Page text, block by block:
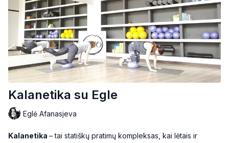
Kalanetika su Egle
Eglė Afanasjeva
Kalanetika – tai statiškų pratimų kompleksas, kai lėtais ir